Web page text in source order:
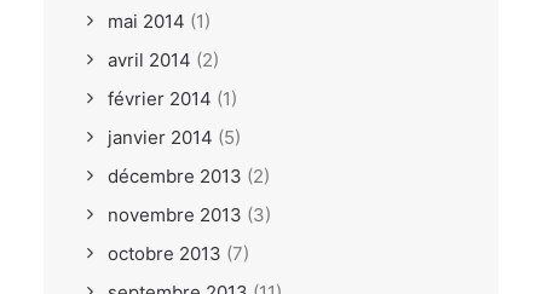
mai 2014 (1)
avril 2014 (2)
février 2014 (1)
janvier 2014 (5)
décembre 2013 (2)
novembre 2013 (3)
octobre 2013 (7)